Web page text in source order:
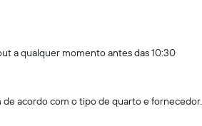
a qualquer momento antes das 10:30
acordo com o tipo de quarto e fornecedor.